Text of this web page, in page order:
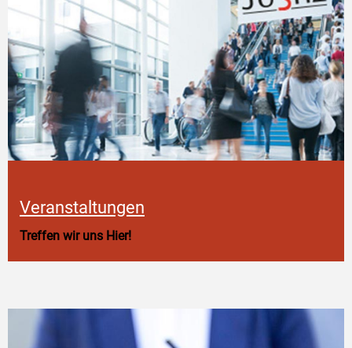
Veranstaltungen
Treffen wir uns Hier!